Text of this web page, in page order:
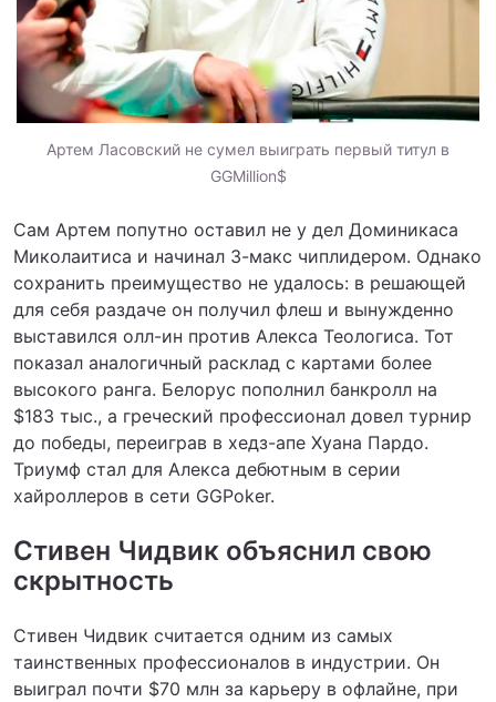
Артем Ласовский не сумел выиграть первый титул в
GGMillion$
Сам Артем попутно оставил не у дел Доминикаса
Миколаитиса и начинал 3-макс чиплидером. Однако
сохранить преимущество не удалось: в решающей
для себя раздаче он получил флеш и вынужденно
выставился олл-ин против Алекса Теологиса. Тот
показал аналогичный расклад с картами более
высокого ранга. Белорус пополнил банкролл на
$183 тыс., а греческий профессионал довел турнир
до победы, переиграв в хедз-апе Хуана Пардо.
Триумф стал для Алекса дебютным в серии
хайроллеров в сети GGPoker.
Стивен Чидвик объяснил свою
скрытность
Стивен Чидвик считается одним из самых
таинственных профессионалов в индустрии. Он
выиграл почти $70 млн за карьеру в офлайне, при